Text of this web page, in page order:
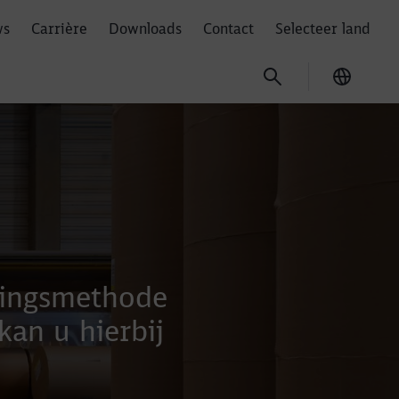
Carrière Downloads Contact Selecteer land
u hierbij